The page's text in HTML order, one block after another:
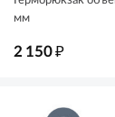
мм
2 150₽